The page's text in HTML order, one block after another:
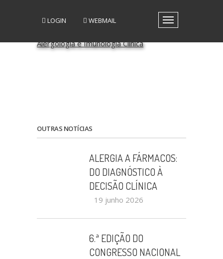
Toggle
GRUPOS DE INTERESSE
CONTACTOS
LOGIN WEBMAIL
OUTRAS NOTÍCIAS
ALERGIA A FÁRMACOS:
DO DIAGNÓSTICO À
DECISÃO CLÍNICA
19 junho 2026
6.ª EDIÇÃO DO
CONGRESSO NACIONAL